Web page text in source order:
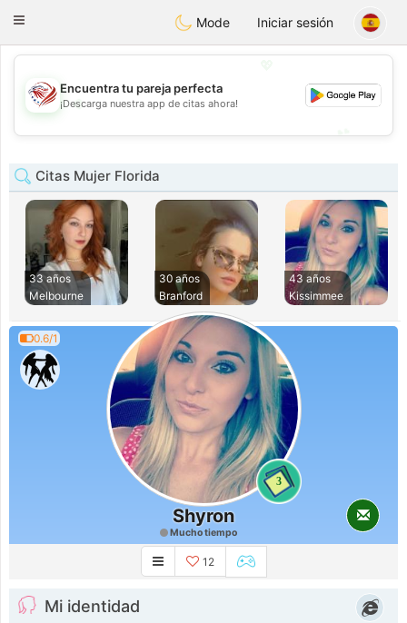
StatesDating
Toggle
Mode Iniciar sesión
💖
💕
Encuentra tu pareja perfecta
¡Descarga nuestra app de citas ahora!
Citas Mujer Florida
33 años
Melbourne
30 años
Branford
43 años
Kissimmee
0.6/1
3
Shyron
Mucho tiempo
12
Mi identidad